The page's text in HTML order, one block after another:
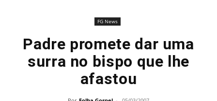
FG News
Padre promete dar uma
surra no bispo que lhe
afastou